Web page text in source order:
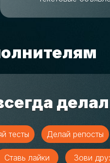
тесты Делай репосты
Ставь лайки Зови